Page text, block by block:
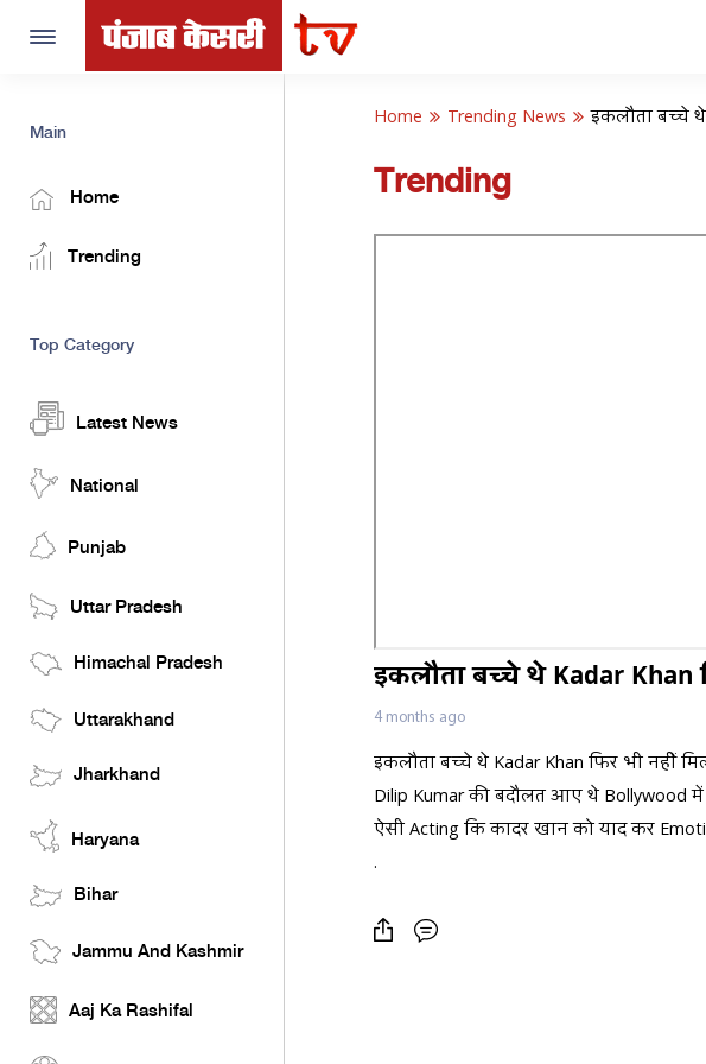
Toggle
Main
Home
Trending
Top Category
Latest News
National
Punjab
Uttar Pradesh
Himachal Pradesh
Uttarakhand
Jharkhand
Haryana
Bihar
Jammu And Kashmir
Aaj Ka Rashifal
Home Trending News इकलौता बच्चे थे
Trending
इकलौता बच्चे थे Kadar Khan
4 months ago
इकलौता बच्चे थे Kadar Khan फिर भी नहीं
Dilip Kumar की बदौलत आए थे Bollywood
ऐसी Acting कि कादर खान को याद कर
.
#kadarkhan #sunilgrover #davidhawan